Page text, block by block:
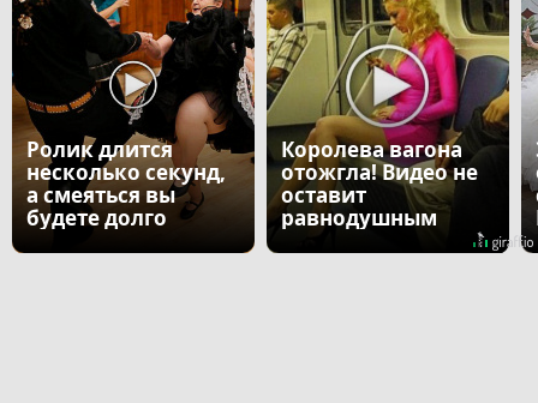
Ролик длится
несколько секунд,
а смеяться вы
будете долго
Королева вагона
отожгла! Видео не
оставит
равнодушным